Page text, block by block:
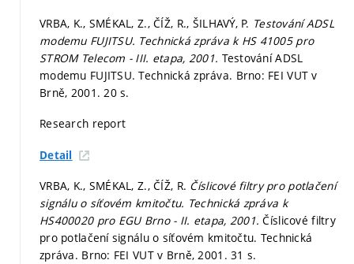
VRBA, K., SMÉKAL, Z., ČÍŽ, R., ŠILHAVÝ, P. Testování ADSL
modemu FUJITSU. Technická zpráva k HS 41005 pro
STROM Telecom - III. etapa, 2001. Testování ADSL
modemu FUJITSU. Technická zpráva. Brno: FEI VUT v
Brně, 2001. 20 s.
Research report
Detail
VRBA, K., SMÉKAL, Z., ČÍŽ, R. Číslicové filtry pro potlačení
signálu o síťovém kmitočtu. Technická zpráva k
HS400020 pro EGU Brno - II. etapa, 2001.Číslicové filtry
pro potlačení signálu o síťovém kmitočtu. Technická
zpráva. Brno: FEI VUT v Brně, 2001. 31 s.